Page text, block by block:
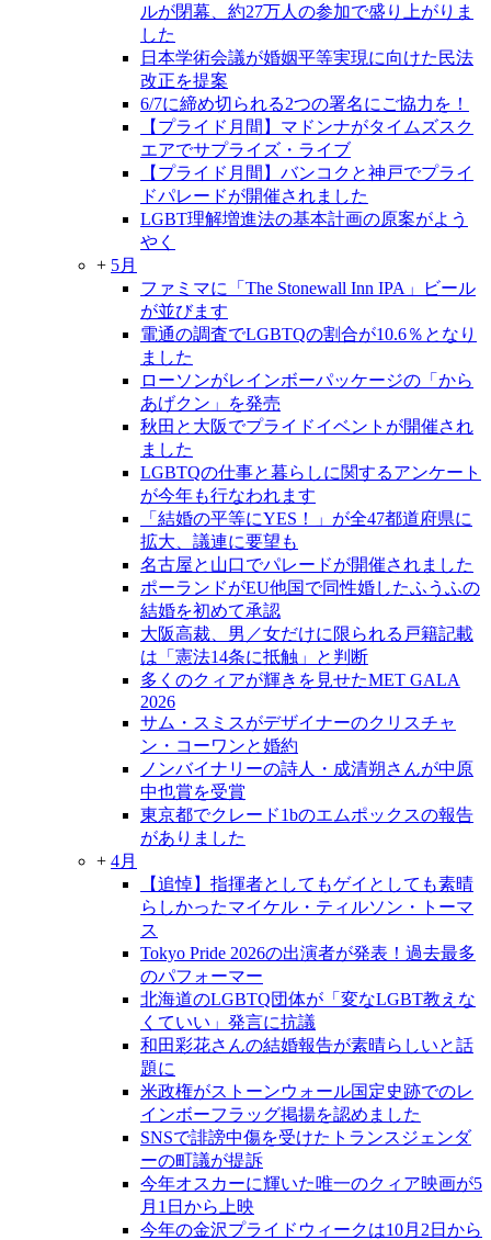
ルが閉幕、約27万人の参加で盛り上がりま
した
日本学術会議が婚姻平等実現に向けた民法
改正を提案
6/7に締め切られる2つの署名にご協力を！
【プライド月間】マドンナがタイムズスク
エアでサプライズ・ライブ
【プライド月間】バンコクと神戸でプライ
ドパレードが開催されました
LGBT理解増進法の基本計画の原案がよう
やく
+ 5月
ファミマに「The Stonewall Inn IPA」ビール
が並びます
電通の調査でLGBTQの割合が10.6％となり
ました
ローソンがレインボーパッケージの「から
あげクン」を発売
秋田と大阪でプライドイベントが開催され
ました
LGBTQの仕事と暮らしに関するアンケート
が今年も行なわれます
「結婚の平等にYES！」が全47都道府県に
拡大、議連に要望も
名古屋と山口でパレードが開催されました
ポーランドがEU他国で同性婚したふうふの
結婚を初めて承認
大阪高裁、男／女だけに限られる戸籍記載
は「憲法14条に抵触」と判断
多くのクィアが輝きを見せたMET GALA
2026
サム・スミスがデザイナーのクリスチャ
ン・コーワンと婚約
ノンバイナリーの詩人・成清朔さんが中原
中也賞を受賞
東京都でクレード1bのエムポックスの報告
がありました
+ 4月
【追悼】指揮者としてもゲイとしても素晴
らしかったマイケル・ティルソン・トーマ
ス
Tokyo Pride 2026の出演者が発表！過去最多
のパフォーマー
北海道のLGBTQ団体が「変なLGBT教えな
くていい」発言に抗議
和田彩花さんの結婚報告が素晴らしいと話
題に
米政権がストーンウォール国定史跡でのレ
インボーフラッグ掲揚を認めました
SNSで誹謗中傷を受けたトランスジェンダ
ーの町議が提訴
今年オスカーに輝いた唯一のクィア映画が5
月1日から上映
今年の金沢プライドウィークは10月2日から